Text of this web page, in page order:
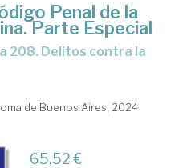
Penal de la
Parte Especial
de Buenos Aires, 2024
65,52 €